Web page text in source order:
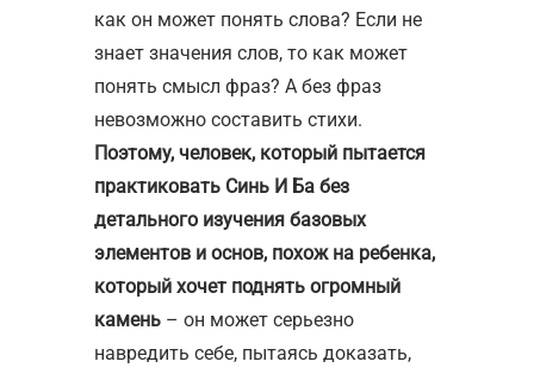
как он может понять слова? Если не
знает значения слов, то как может
понять смысл фраз? А без фраз
невозможно составить стихи.
Поэтому, человек, который пытается
практиковать Синь И Ба без
детального изучения базовых
элементов и основ, похож на ребенка,
который хочет поднять огромный
камень – он может серьезно
навредить себе, пытаясь доказать,